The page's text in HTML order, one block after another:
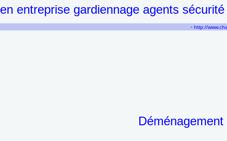
en entreprise gardiennage agents sécurité
-http://